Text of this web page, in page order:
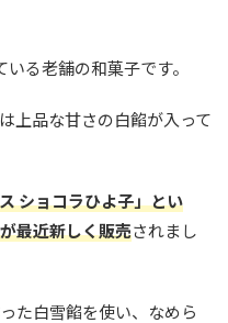
る老舗の和菓子です。
上品な甘さの白餡が入って
ショコラひよ子」とい
最近新しく販売されまし
た白雪餡を使い、なめら